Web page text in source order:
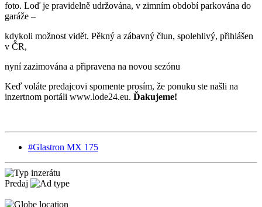
foto. Loď je pravidelně udržována, v zimním období parkována do
garáže –
kdykoli možnost vidět. Pěkný a zábavný člun, spolehlivý, přihlášen
v ČR,
nyní zazimována a připravena na novou sezónu
Keď voláte predajcovi spomente prosím, že ponuku ste našli na
inzertnom portáli www.lode24.eu. Ďakujeme!
#Glastron MX 175
Predaj